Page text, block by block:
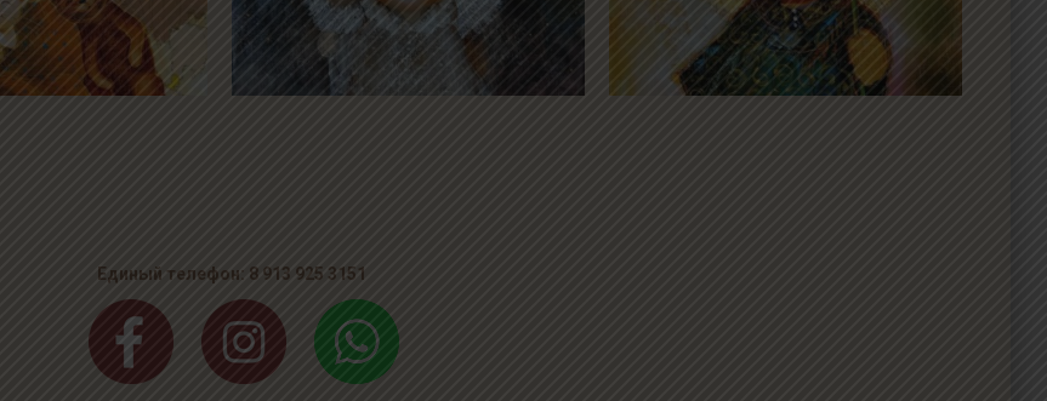
Единый телефон: 8 913 925 3151